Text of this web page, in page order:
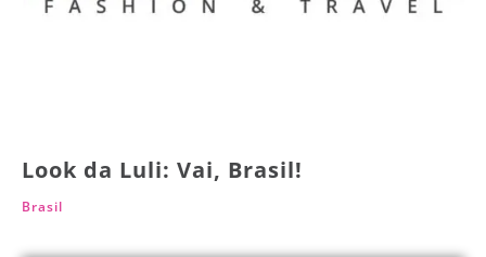
Look da Luli: Vai, Brasil!
Brasil